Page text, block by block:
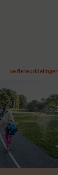
Se flere uddelinger